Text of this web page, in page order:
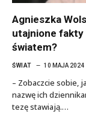
Agnieszka
utajnione fakty
światem?
ŚWIAT 10 MAJA 2024
– Zobaczcie sobie,
nazwę ich
tezę stawiają.…